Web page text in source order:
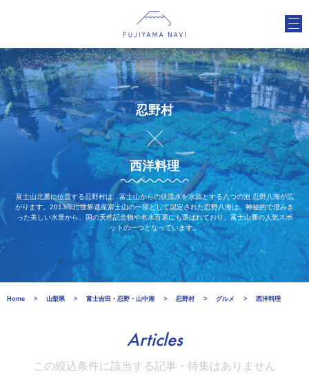
忍野村
西洋料理
富士山北麓に位置する忍野村は、富士山からの伏流水を水源とする八つの池 忍野八海が広
がります。2013年に世界遺産富士山の一部として認定された忍野八海は、神秘的で澄みき
った美しい水景から、国の天然記念物や名水百選にも選ばれており、富士山麓の人気スポ
ットの一つとなっています。
Home 山梨県 富士吉田・忍野・山中湖 忍野村 グルメ 西洋料理
Articles
この絞込条件に該当する記事・特集はありません